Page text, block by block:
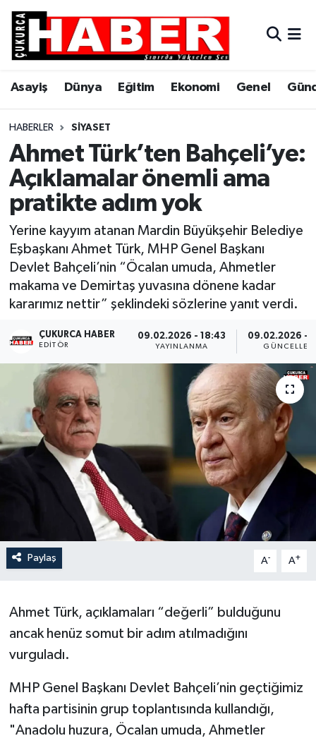
Asayiş Dünya Eğitim Ekonomi Genel
HABERLER SIYASET
Ahmet Türk’ten Bahçeli’ye:
Açıklamalar önemli ama
pratikte adım yok
Yerine kayyım atanan Mardin Büyükşehir Belediye
Eşbaşkanı Ahmet Türk, MHP Genel Başkanı
Devlet Bahçeli’nin “Öcalan umuda, Ahmetler
makama ve Demirtaş yuvasına dönene kadar
kararımız nettir” şeklindeki sözlerine yanıt verdi.
ÇUKURCA HABER
EDITÖR
09.02.2026 - 18:43
YAYINLANMA
09.02.2026 -
Paylaş A- A+
Ahmet Türk, açıklamaları “değerli” bulduğunu
ancak henüz somut bir adım atılmadığını
vurguladı.
MHP Genel Başkanı Devlet Bahçeli’nin geçtiğimiz
hafta partisinin grup toplantısında kullandığı,
"Anadolu huzura, Öcalan umuda, Ahmetler
Asayiş
Dünya
Eğitim
Ekonomi
Genel
Gündem
Hakkari
Siyaset
Son Dakika
Teknoloji
Yaşam
Hava Durumu
Trafik Durumu
Süper Lig Puan Durumu ve Fikstür
Tüm Manşetler
Son Dakika Haberleri
Haber Arşivi